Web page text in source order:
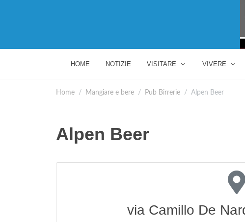
HOME NOTIZIE VISITARE VIVERE
Home Mangiare e bere Pub Birrerie Alpen Beer
Alpen Beer
via Camillo De